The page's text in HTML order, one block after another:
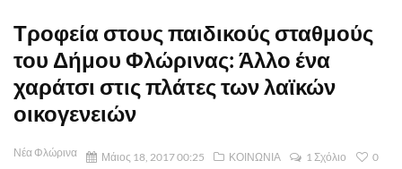
Τροφεία στους παιδικούς σταθμούς
του Δήμου Φλώρινας: Άλλο ένα
χαράτσι στις πλάτες των λαϊκών
οικογενειών
Νέα Φλώρινα Μάιος 18, 2017 00:25 ΚΟΙΝΩΝΙΑ 1 Σχόλιο 0